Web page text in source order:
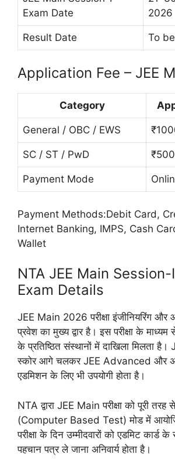
Exam Date
2026
Result Date To
Application Fee – JEE
Category
General / OBC / EWS
SC / ST / PwD
Payment Mode
Payment Methods:Debit Card,
Internet Banking, IMPS, Cash
Wallet
NTA JEE Main
Exam Details
JEE Main 2026 परीक्षा इंजीनियरिंग और
प्रवेश का मुख्य द्वार है। इस परीक्षा के माध्यम
के प्रतिष्ठित संस्थानों में दाखिला मिलता
स्कोर आगे चलकर JEE Advanced और
एडमिशन के लिए भी उपयोगी होता है।
NTA द्वारा JEE Main परीक्षा को पूरी तरह
(Computer Based Test) मोड में
परीक्षा के दिन उम्मीदवारों को एडमिट कार्ड
पहचान पत्र ले जाना अनिवार्य होता है।